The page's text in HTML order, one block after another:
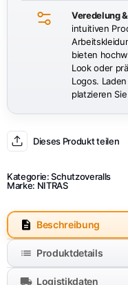
Veredelung
intuitiven
bieten
Look oder
Logos.
platzieren
Dieses Produkt teilen
Kategorie:Schutzoveralls
Marke: NITRAS
Beschreibung
Produktdetails
Logistikdaten